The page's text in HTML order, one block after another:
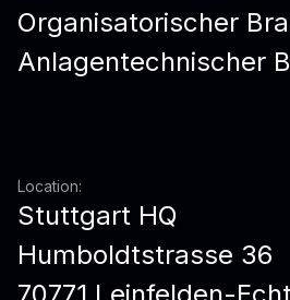
Organisatorischer
Anlagentechnischer
Location:
Stuttgart HQ
Humboldtstrasse 36